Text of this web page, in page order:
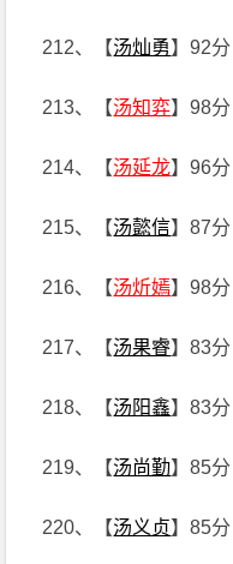
212、【汤灿勇】92分
213、【汤知弈】98分
214、【汤延龙】96分
215、【汤懿信】87分
216、【汤炘嫣】98分
217、【汤果睿】83分
218、【汤阳鑫】83分
219、【汤尚勤】85分
220、【汤义贞】85分